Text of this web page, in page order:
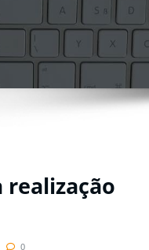
realização
0